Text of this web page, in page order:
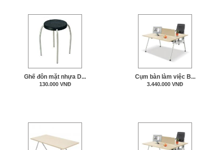
Ghế đôn mặt nhựa D...
130.000 VNĐ
Cụm bàn làm việc B...
3.440.000 VNĐ